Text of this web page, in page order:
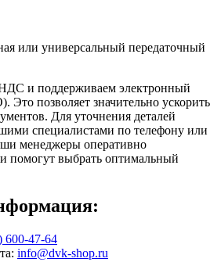
или универсальный передаточный
и поддерживаем электронный
Это позволяет значительно ускорить
Для уточнения деталей
специалистами по телефону или
менеджеры оперативно
помогут выбрать оптимальный
600-47-64
info@dvk-shop.ru